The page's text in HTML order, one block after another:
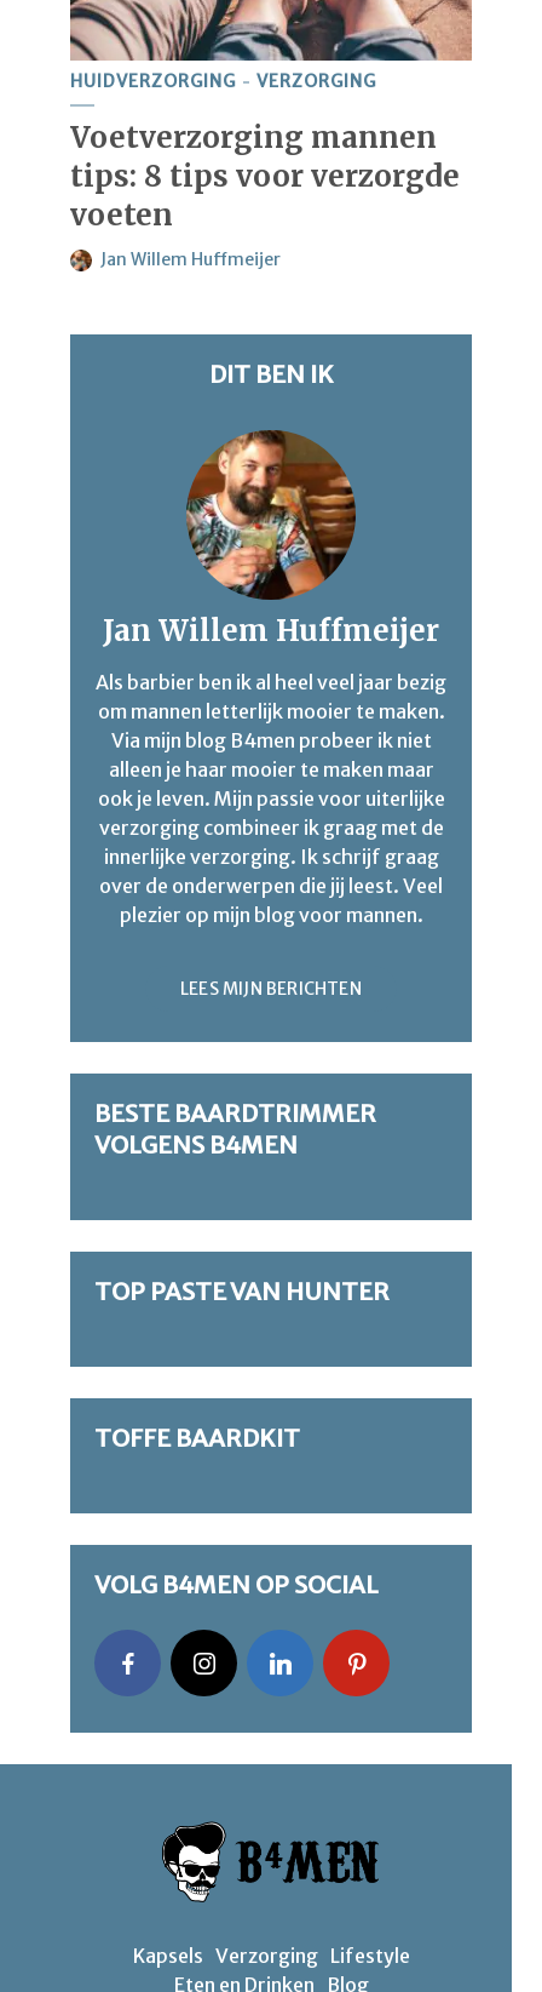
HUIDVERZORGING VERZORGING
Voetverzorging mannen
tips: 8 tips voor verzorgde
voeten
Jan Willem Huffmeijer
DIT BEN IK
Jan Willem Huffmeijer
Als barbier ben ik al heel veel jaar bezig
om mannen letterlijk mooier te maken.
Via mijn blog B4men probeer ik niet
alleen je haar mooier te maken maar
ook je leven. Mijn passie voor uiterlijke
verzorging combineer ik graag met de
innerlijke verzorging. Ik schrijf graag
over de onderwerpen die jij leest. Veel
plezier op mijn blog voor mannen.
LEES MIJN BERICHTEN
BESTE BAARDTRIMMER
VOLGENS B4MEN
TOP PASTE VAN HUNTER
TOFFE BAARDKIT
VOLG B4MEN OP SOCIAL
Kapsels Verzorging Lifestyle
Eten en Drinken
Blog